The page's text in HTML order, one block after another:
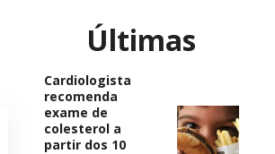
Últimas
Cardiologista
recomenda
exame de
colesterol a
partir dos 10